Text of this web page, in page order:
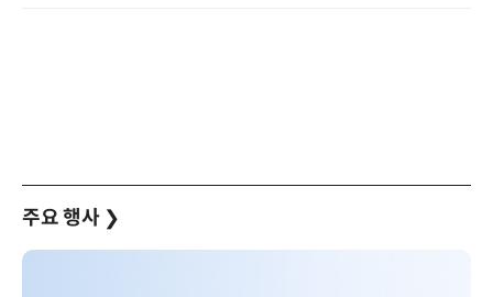
주요 행사 ❯